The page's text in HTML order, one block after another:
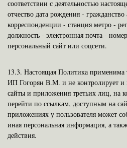
соответствии с деятельностью
отчество дата рождения -
корреспонденции - станция метро -
должность - электронная почта -
персональный сайт или соцсети.
13.3. Настоящая Политика применима
ИП Гогорян В.М. и не контролирует и
сайты и приложения третьих лиц, на
перейти по ссылкам, доступным на
приложениях у пользователя может
иная персональная информация, а
действия.